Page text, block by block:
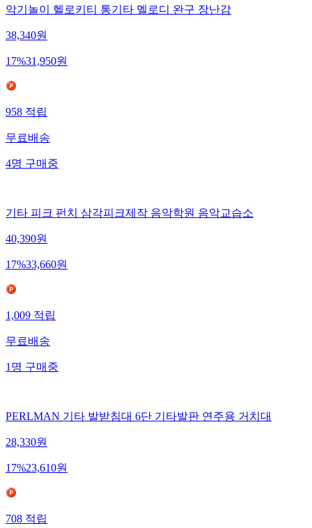
악기놀이 헬로키티 통기타 멜로디 완구 장난감
38,340원
17%31,950원
958적립
무료배송
4명구매중
기타 피크 펀치 삼각피크제작 음악학원 음악교습소
40,390원
17%33,660원
1,009적립
무료배송
1명구매중
PERLMAN 기타 발받침대 6단 기타발판 연주용 거치대
28,330원
17%23,610원
708적립